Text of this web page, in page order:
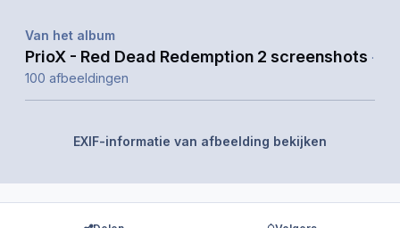
Van het album
PrioX - Red Dead Redemption 2 screenshots ·
100 afbeeldingen
EXIF-informatie van afbeelding bekijken